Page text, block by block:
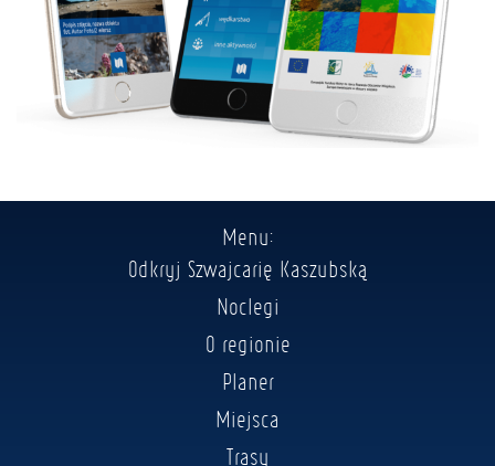
Menu:
Odkryj Szwajcarię Kaszubską
Noclegi
O regionie
Planer
Miejsca
Trasy